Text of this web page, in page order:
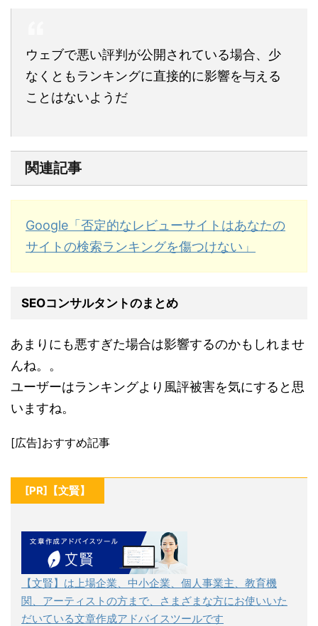
ウェブで悪い評判が公開されている場合、少
なくともランキングに直接的に影響を与える
ことはないようだ
関連記事
Google「否定的なレビューサイトはあなたの
サイトの検索ランキングを傷つけない」
SEOコンサルタントのまとめ
あまりにも悪すぎた場合は影響するのかもしれませ
んね。。
ユーザーはランキングより風評被害を気にすると思
いますね。
[広告]おすすめ記事
[PR]【文賢】
【文賢】は上場企業、中小企業、個人事業主、教育機
関、アーティストの方まで、さまざまな方にお使いいた
だいている文章作成アドバイスツールです